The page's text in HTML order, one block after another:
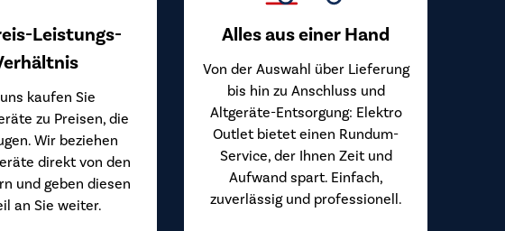
Leistungs-
kaufen Sie
zu Preisen, die
Wir beziehen
direkt von den
und geben diesen
an Sie weiter.
Alles aus einer Hand
Von der Auswahl über Lieferung
bis hin zu Anschluss und
Altgeräte-Entsorgung: Elektro
Outlet bietet einen Rundum-
Service, der Ihnen Zeit und
Aufwand spart. Einfach,
zuverlässig und professionell.